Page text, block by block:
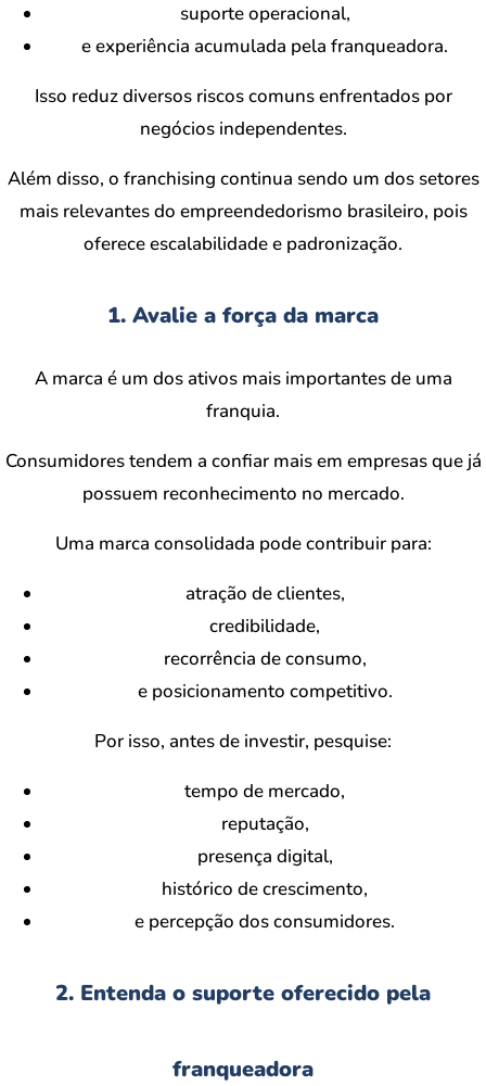
suporte operacional,
e experiência acumulada pela franqueadora.
Isso reduz diversos riscos comuns enfrentados por
negócios independentes.
Além disso, o franchising continua sendo um dos setores
mais relevantes do empreendedorismo brasileiro, pois
oferece escalabilidade e padronização.
1. Avalie a força da marca
A marca é um dos ativos mais importantes de uma
franquia.
Consumidores tendem a confiar mais em empresas que já
possuem reconhecimento no mercado.
Uma marca consolidada pode contribuir para:
atração de clientes,
credibilidade,
recorrência de consumo,
e posicionamento competitivo.
Por isso, antes de investir, pesquise:
tempo de mercado,
reputação,
presença digital,
histórico de crescimento,
e percepção dos consumidores.
2. Entenda o suporte oferecido pela
franqueadora